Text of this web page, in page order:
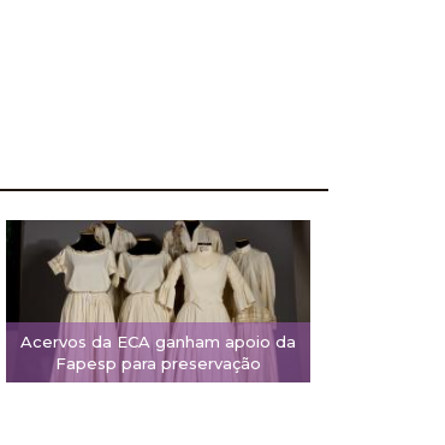
Acervos da ECA ganham apoio da
Fapesp para preservação